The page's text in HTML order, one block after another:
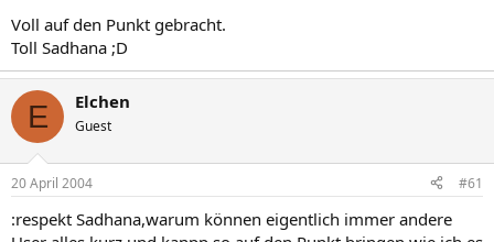
doch dann ernst meinen.
. :mua
Voll auf den Punkt gebracht.
Toll Sadhana ;D
E Elchen
Guest
20 April 2004 #61
:respekt Sadhana,warum können eigentlich immer andere